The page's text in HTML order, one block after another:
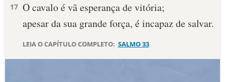
PALAVRA DO DIA
17 O cavalo é vã esperança de vitória;
apesar da sua grande força, é incapaz de salvar.
LEIA O CAPÍTULO COMPLETO: SALMO 33